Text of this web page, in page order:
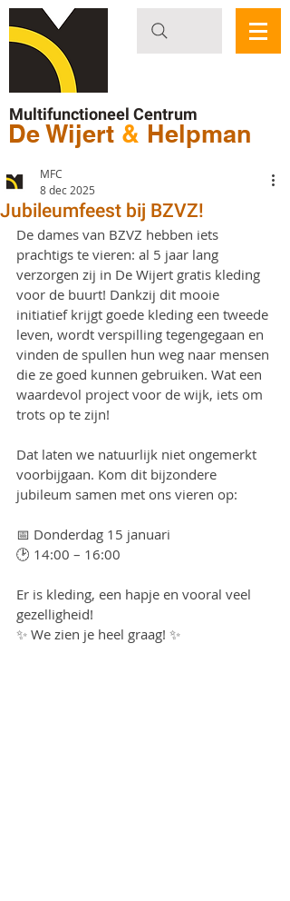
Multifunctioneel Centrum
De Wijert & Helpman
Jubileumfeest bij BZVZ!
MFC
8 dec 2025
De dames van BZVZ hebben iets
prachtigs te vieren: al 5 jaar lang
verzorgen zij in De Wijert gratis kleding
voor de buurt! Dankzij dit mooie
initiatief krijgt goede kleding een tweede
leven, wordt verspilling tegengegaan en
vinden de spullen hun weg naar mensen
die ze goed kunnen gebruiken. Wat een
waardevol project voor de wijk, iets om
trots op te zijn!
Dat laten we natuurlijk niet ongemerkt
voorbijgaan. Kom dit bijzondere
jubileum samen met ons vieren op:
📅 Donderdag 15 januari
🕑 14:00 – 16:00
Er is kleding, een hapje en vooral veel
gezelligheid!
✨ We zien je heel graag! ✨